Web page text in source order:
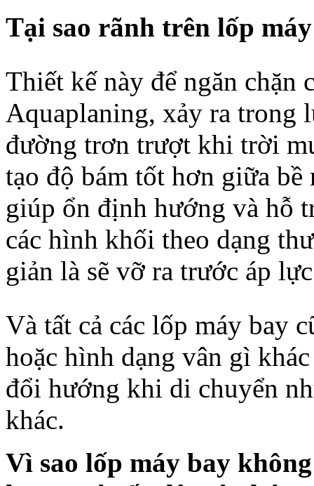
Tại sao rãnh trên lốp
Thiết kế này để ngăn
Aquaplaning, xảy ra trong
đường trơn trượt khi trời
tạo độ bám tốt hơn giữa
giúp ổn định hướng và hỗ
các hình khối theo dạng
giản là sẽ vỡ ra trước áp
Và tất cả các lốp máy bay
hoặc hình dạng vân gì
đổi hướng khi di chuyển
khác.
Vì sao lốp máy bay